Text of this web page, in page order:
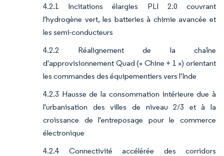
4.2.1 Incitations élargies PLI 2.0 couvrant
l'hydrogène vert, les batteries à chimie avancée et
les semi-conducteurs
4.2.2 Réalignement de la chaîne
d'approvisionnement Quad (« Chine + 1 ») orientant
les commandes des équipementiers vers l'Inde
4.2.3 Hausse de la consommation intérieure due à
l'urbanisation des villes de niveau 2/3 et à la
croissance de l'entreposage pour le commerce
électronique
4.2.4 Connectivité accélérée des corridors